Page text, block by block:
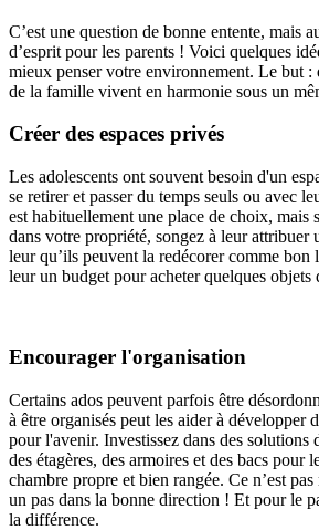
C’est une question de bonne entente, mais
d’esprit pour les parents ! Voici quelques
mieux penser votre environnement. Le but :
de la famille vivent en harmonie sous un
Créer des espaces privés
Les adolescents ont souvent besoin d'un
se retirer et passer du temps seuls ou avec
est habituellement une place de choix, mais
dans votre propriété, songez à leur attribuer
leur qu’ils peuvent la redécorer comme bon
leur un budget pour acheter quelques objets
Encourager l'organisation
Certains ados peuvent parfois être
à être organisés peut les aider à développer
pour l'avenir. Investissez dans des solutions
des étagères, des armoires et des bacs pour
chambre propre et bien rangée. Ce n’est
un pas dans la bonne direction ! Et pour le
la différence.